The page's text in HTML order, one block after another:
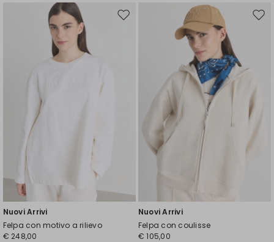
Sposta
Nuovi Arrivi
Felpa con motivo a rilievo
€ 248,00
Nuovi Arrivi
Felpa con coulisse
€ 105,00